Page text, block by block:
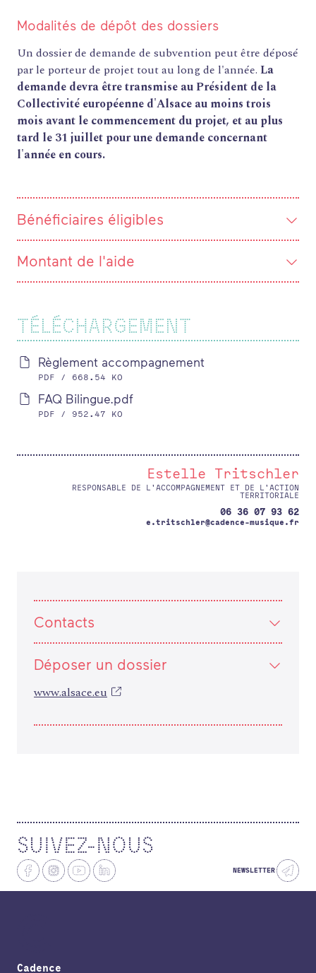
Modalités de dépôt des dossiers
Un dossier de demande de subvention peut être déposé
par le porteur de projet tout au long de l'année. La
demande devra être transmise au Président de la
Collectivité européenne d'Alsace au moins trois
mois avant le commencement du projet, et au plus
tard le 31 juillet pour une demande concernant
l'année en cours.
Bénéficiaires éligibles
Montant de l'aide
TÉLÉCHARGEMENT
Règlement accompagnement
PDF / 668.54 KO
FAQ Bilingue.pdf
PDF / 952.47 KO
Estelle Tritschler
RESPONSABLE DE L'ACCOMPAGNEMENT ET DE L'ACTION
TERRITORIALE
06 36 07 93 62
e.tritschler@cadence-musique.fr
Contacts
Déposer un dossier
www.alsace.eu
SUIVEZ-NOUS
NEWSLETTER
Cadence
THÉMATIQUES
RECHERCHE
CONTACT
AGENDA
PETITES ANNONCES ET OFFRES D'EMPLOI
ANNUAIRE
ESPACE MEMBRE
ACTUALITÉS